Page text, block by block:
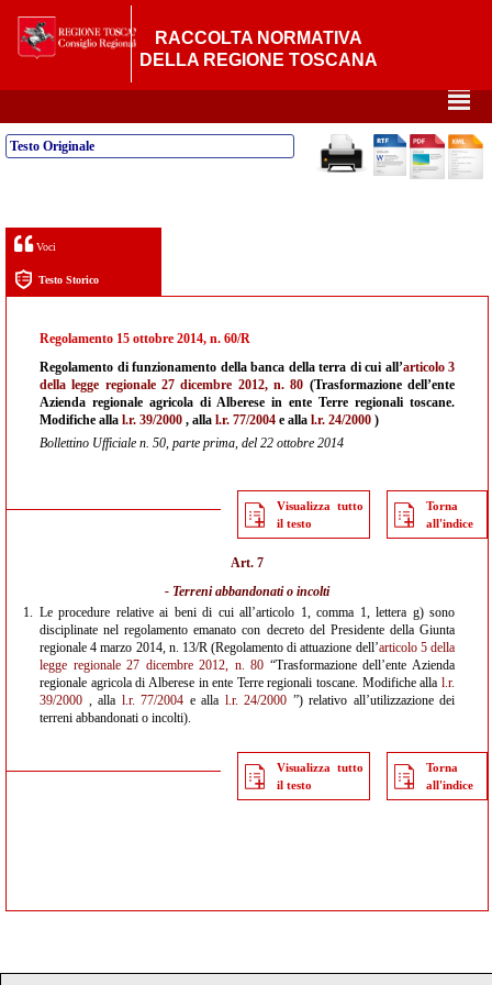
RACCOLTA NORMATIVA
DELLA REGIONE TOSCANA
²
Testo Originale
Voci
Testo Storico
Regolamento 15 ottobre 2014, n. 60/R
Regolamento di funzionamento della banca della terra di cui all’articolo 3
della legge regionale 27 dicembre 2012, n. 80 (Trasformazione dell’ente
Azienda regionale agricola di Alberese in ente Terre regionali toscane.
Modifiche alla l.r. 39/2000 , alla l.r. 77/2004 e alla l.r. 24/2000 )
Bollettino Ufficiale n. 50, parte prima, del 22 ottobre 2014
Visualizza tutto
il testo
Torna
all'indice
Art. 7
- Terreni abbandonati o incolti
1. Le procedure relative ai beni di cui all’articolo 1, comma 1, lettera g) sono
disciplinate nel regolamento emanato con decreto del Presidente della Giunta
regionale 4 marzo 2014, n. 13/R (Regolamento di attuazione dell’articolo 5 della
legge regionale 27 dicembre 2012, n. 80 “Trasformazione dell’ente Azienda
regionale agricola di Alberese in ente Terre regionali toscane. Modifiche alla l.r.
39/2000 , alla l.r. 77/2004 e alla l.r. 24/2000 ”) relativo all’utilizzazione dei
terreni abbandonati o incolti).
Visualizza tutto
il testo
Torna
all'indice